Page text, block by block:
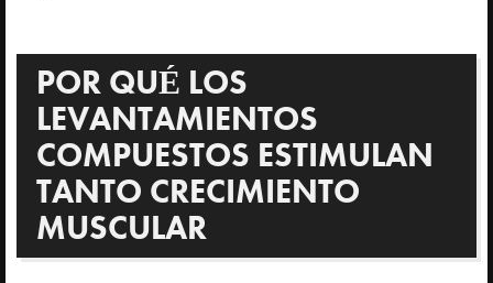
POR QUÉ LOS
LEVANTAMIENTOS
COMPUESTOS ESTIMULAN
TANTO CRECIMIENTO
MUSCULAR